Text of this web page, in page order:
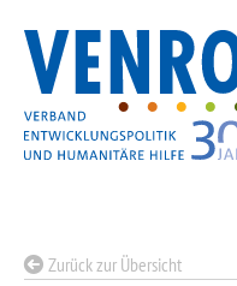
content
Zurück zur Übersicht